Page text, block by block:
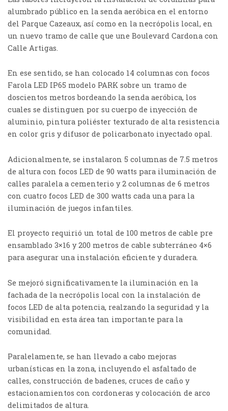
alumbrado público en la senda aeróbica en el entorno
del Parque Cazeaux, así como en la necrópolis local, en
un nuevo tramo de calle que une Boulevard Cardona con
Calle Artigas.
En ese sentido, se han colocado 14 columnas con focos
Farola LED IP65 modelo PARK sobre un tramo de
doscientos metros bordeando la senda aeróbica, los
cuales se distinguen por su cuerpo de inyección de
aluminio, pintura poliéster texturado de alta resistencia
en color gris y difusor de policarbonato inyectado opal.
Adicionalmente, se instalaron 5 columnas de 7.5 metros
de altura con focos LED de 90 watts para iluminación de
calles paralela a cementerio y 2 columnas de 6 metros
con cuatro focos LED de 300 watts cada una para la
iluminación de juegos infantiles.
El proyecto requirió un total de 100 metros de cable pre
ensamblado 3×16 y 200 metros de cable subterráneo 4×6
para asegurar una instalación eficiente y duradera.
Se mejoró significativamente la iluminación en la
fachada de la necrópolis local con la instalación de
focos LED de alta potencia, realzando la seguridad y la
visibilidad en esta área tan importante para la
comunidad.
Paralelamente, se han llevado a cabo mejoras
urbanísticas en la zona, incluyendo el asfaltado de
calles, construcción de badenes, cruces de caño y
estacionamientos con cordoneras y colocación de arco
delimitados de altura.